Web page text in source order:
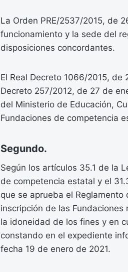
La Orden PRE/2537/2015, de
funcionamiento y la sede del
disposiciones concordantes.
El Real Decreto 1066/2015,
Decreto 257/2012, de 27 de
del Ministerio de Educación,
Fundaciones de competencia
Segundo.
Según los artículos 35.1 de la
de competencia estatal y el
que se aprueba el
inscripción de las
la idoneidad de los fines y en
constando en el expediente
fecha 19 de enero de 2021.